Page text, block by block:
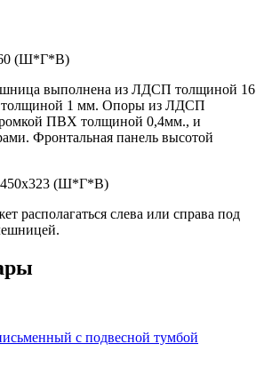
(Ш*Г*В)
выполнена из ЛДСП толщиной 16
1 мм. Опоры из ЛДСП
ПВХ толщиной 0,4мм., и
Фронтальная панель высотой
(Ш*Г*В)
располагаться слева или справа под
с подвесной тумбой